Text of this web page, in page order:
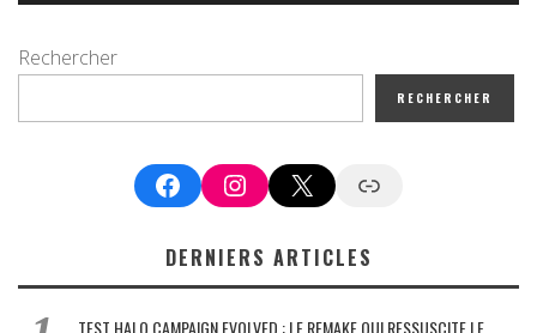
Rechercher
RECHERCHER
FacebookInstagram
X Google News
DERNIERS ARTICLES
TEST HALO CAMPAIGN EVOLVED : LE REMAKE QUI RESSUSCITE LE